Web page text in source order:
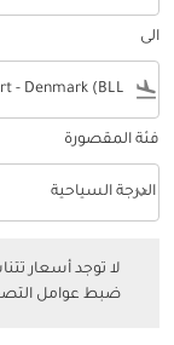
الى
flight_land
فئة المقصورة
فئة المقصورة option الدرجة السياحية Selected
الدرجة السياحية
keyboard_arrow_down
لا توجد أسعار
ضبط عوامل